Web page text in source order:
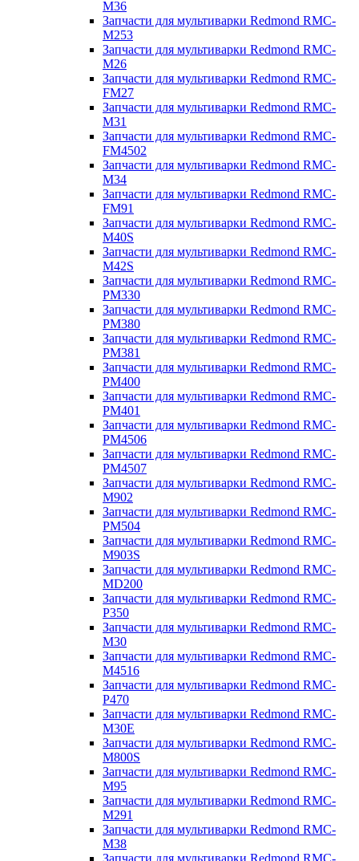
M36
Запчасти для мультиварки Redmond RMC-
M253
Запчасти для мультиварки Redmond RMC-
M26
Запчасти для мультиварки Redmond RMC-
FM27
Запчасти для мультиварки Redmond RMC-
M31
Запчасти для мультиварки Redmond RMC-
FM4502
Запчасти для мультиварки Redmond RMC-
M34
Запчасти для мультиварки Redmond RMC-
FM91
Запчасти для мультиварки Redmond RMC-
M40S
Запчасти для мультиварки Redmond RMC-
M42S
Запчасти для мультиварки Redmond RMC-
PM330
Запчасти для мультиварки Redmond RMC-
PM380
Запчасти для мультиварки Redmond RMC-
PM381
Запчасти для мультиварки Redmond RMC-
PM400
Запчасти для мультиварки Redmond RMC-
PM401
Запчасти для мультиварки Redmond RMC-
PM4506
Запчасти для мультиварки Redmond RMC-
PM4507
Запчасти для мультиварки Redmond RMC-
M902
Запчасти для мультиварки Redmond RMC-
PM504
Запчасти для мультиварки Redmond RMC-
M903S
Запчасти для мультиварки Redmond RMC-
MD200
Запчасти для мультиварки Redmond RMC-
P350
Запчасти для мультиварки Redmond RMC-
M30
Запчасти для мультиварки Redmond RMC-
M4516
Запчасти для мультиварки Redmond RMC-
P470
Запчасти для мультиварки Redmond RMC-
M30E
Запчасти для мультиварки Redmond RMC-
M800S
Запчасти для мультиварки Redmond RMC-
M95
Запчасти для мультиварки Redmond RMC-
M291
Запчасти для мультиварки Redmond RMC-
M38
Запчасти для мультиварки Redmond RMC-